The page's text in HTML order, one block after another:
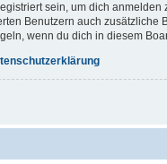
sein, um dich
Benutzern auch
wenn du dich in diesem